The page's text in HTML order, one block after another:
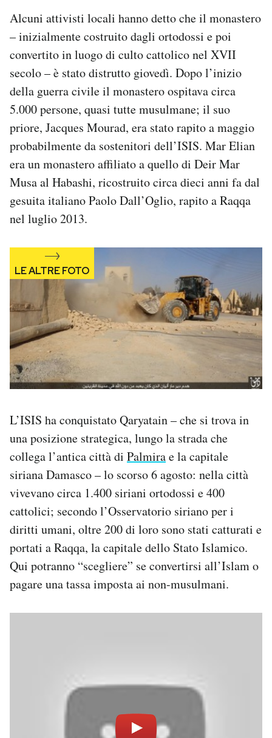
Alcuni attivisti locali hanno detto che il monastero
– inizialmente costruito dagli ortodossi e poi
convertito in luogo di culto cattolico nel XVII
secolo – è stato distrutto giovedì. Dopo l’inizio
della guerra civile il monastero ospitava circa
5.000 persone, quasi tutte musulmane; il suo
priore, Jacques Mourad, era stato rapito a maggio
probabilmente da sostenitori dell’ISIS. Mar Elian
era un monastero affiliato a quello di Deir Mar
Musa al Habashi, ricostruito circa dieci anni fa dal
gesuita italiano Paolo Dall’Oglio, rapito a Raqqa
nel luglio 2013.
L’ISIS ha conquistato Qaryatain – che si trova in
una posizione strategica, lungo la strada che
collega l’antica città di Palmirae la capitale
siriana Damasco – lo scorso 6 agosto: nella città
vivevano circa 1.400 siriani ortodossi e 400
cattolici; secondo l’Osservatorio siriano per i
diritti umani, oltre 200 di loro sono stati catturati e
portati a Raqqa, la capitale dello Stato Islamico.
Qui potranno “scegliere” se convertirsi all’Islam o
pagare una tassa imposta ai non-musulmani.